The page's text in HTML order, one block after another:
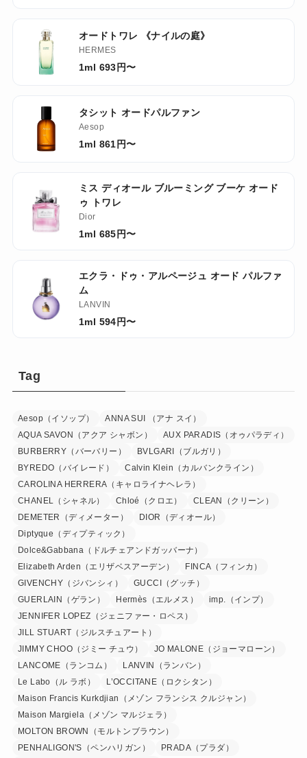
オードトワレ 《ナイルの庭》
HERMES
1ml 693円〜
タシット オードパルファン
Aesop
1ml 861円〜
ミス ディオール ブルーミング ブーケ オード
ゥ トワレ
Dior
1ml 685円〜
エクラ・ドゥ・アルページュ オード パルファ
ム
LANVIN
1ml 594円〜
Tag
Aesop（イソップ）
ANNA SUI （アナ スイ）
AQUA SAVON（アクア シャボン）
AUX PARADIS（オゥパラディ）
BURBERRY（バーバリー）
BVLGARI（ブルガリ）
BYREDO（バイレード）
Calvin Klein（カルバンクライン）
CAROLINA HERRERA（キャロライナヘレラ）
CHANEL（シャネル）
Chloé（クロエ）
CLEAN（クリーン）
DEMETER（ディメーター）
DIOR（ディオール）
Diptyque（ディプティック）
Dolce&Gabbana（ドルチェアンドガッバーナ）
Elizabeth Arden（エリザベスアーデン）
FINCA（フィンカ）
GIVENCHY（ジバンシィ）
GUCCI（グッチ）
GUERLAIN（ゲラン）
Hermès（エルメス）
imp.（インプ）
JENNIFER LOPEZ（ジェニファー・ロペス）
JILL STUART（ジルスチュアート）
JIMMY CHOO（ジミー チュウ）
JO MALONE（ジョーマローン）
LANCOME（ランコム）
LANVIN（ランバン）
Le Labo（ル ラボ）
L’OCCITANE（ロクシタン）
Maison Francis Kurkdjian（メゾン フランシス クルジャン）
Maison Margiela（メゾン マルジェラ）
MOLTON BROWN（モルトンブラウン）
PENHALIGON'S（ペンハリガン）
PRADA（プラダ）